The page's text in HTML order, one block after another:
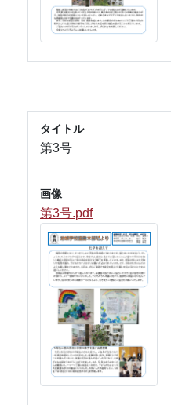
タイトル
第3号
画像
第3号.pdf